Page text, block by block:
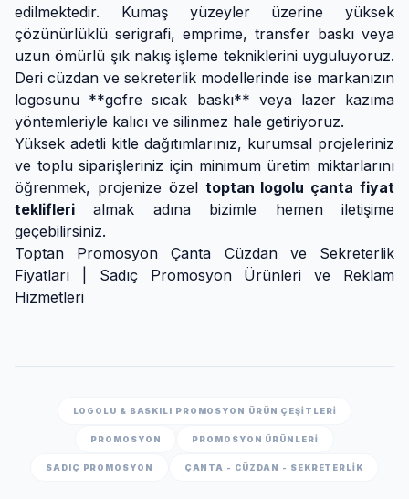
edilmektedir. Kumaş yüzeyler üzerine yüksek
çözünürlüklü serigrafi, emprime, transfer baskı veya
uzun ömürlü şık nakış işleme tekniklerini uyguluyoruz.
Deri cüzdan ve sekreterlik modellerinde ise markanızın
logosunu **gofre sıcak baskı** veya lazer kazıma
yöntemleriyle kalıcı ve silinmez hale getiriyoruz.
Yüksek adetli kitle dağıtımlarınız, kurumsal projeleriniz
ve toplu siparişleriniz için minimum üretim miktarlarını
öğrenmek, projenize özel toptan logolu çanta fiyat
teklifleri almak adına bizimle hemen iletişime
geçebilirsiniz.
Toptan Promosyon Çanta Cüzdan ve Sekreterlik
Fiyatları | Sadıç Promosyon Ürünleri ve Reklam
Hizmetleri
LOGOLU & BASKILI PROMOSYON ÜRÜN ÇEŞITLERI
PROMOSYON PROMOSYON ÜRÜNLERİ
SADIÇ PROMOSYON ÇANTA - CÜZDAN - SEKRETERLIK